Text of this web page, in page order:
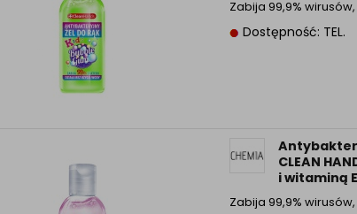
Zabija 99,9%
Dostępność: TEL.
CLEAN
i witaminą
Zabija 99,9%